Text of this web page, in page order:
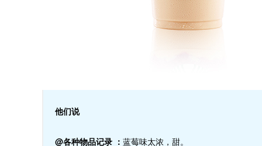
他们说
@各种物品记录 ： 蓝莓味太浓，甜。